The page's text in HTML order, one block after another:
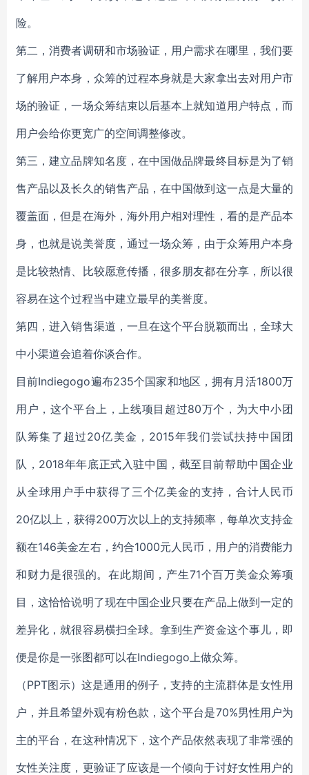
险。
第二，消费者调研和市场验证，用户需求在哪里，我们要
了解用户本身，众筹的过程本身就是大家拿出去对用户市
场的验证，一场众筹结束以后基本上就知道用户特点，而
用户会给你更宽广的空间调整修改。
第三，建立品牌知名度，在中国做品牌最终目标是为了销
售产品以及长久的销售产品，在中国做到这一点是大量的
覆盖面，但是在海外，海外用户相对理性，看的是产品本
身，也就是说美誉度，通过一场众筹，由于众筹用户本身
是比较热情、比较愿意传播，很多朋友都在分享，所以很
容易在这个过程当中建立最早的美誉度。
第四，进入销售渠道，一旦在这个平台脱颖而出，全球大
中小渠道会追着你谈合作。
目前Indiegogo遍布235个国家和地区，拥有月活1800万
用户，这个平台上，上线项目超过80万个，为大中小团
队筹集了超过20亿美金，2015年我们尝试扶持中国团
队，2018年年底正式入驻中国，截至目前帮助中国企业
从全球用户手中获得了三个亿美金的支持，合计人民币
20亿以上，获得200万次以上的支持频率，每单次支持金
额在146美金左右，约合1000元人民币，用户的消费能力
和财力是很强的。在此期间，产生71个百万美金众筹项
目，这恰恰说明了现在中国企业只要在产品上做到一定的
差异化，就很容易横扫全球。拿到生产资金这个事儿，即
便是你是一张图都可以在Indiegogo上做众筹。
（PPT图示）这是通用的例子，支持的主流群体是女性用
户，并且希望外观有粉色款，这个平台是70%男性用户为
主的平台，在这种情况下，这个产品依然表现了非常强的
女性关注度，更验证了应该是一个倾向于讨好女性用户的